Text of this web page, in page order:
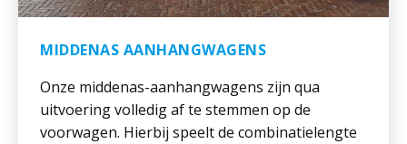
MIDDENAS AANHANGWAGENS
Onze middenas-aanhangwagens zijn qua
uitvoering volledig af te stemmen op de
voorwagen. Hierbij speelt de combinatielengte